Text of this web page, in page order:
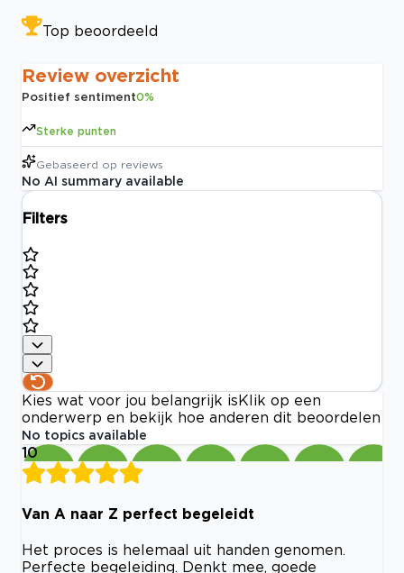
Top beoordeeld
Review overzicht
Positief sentiment0%
Sterke punten
Gebaseerd op reviews
No AI summary available
Filters
Kies wat voor jou belangrijk is Klik op een
onderwerp en bekijk hoe anderen dit beoordelen
No topics available
10
Van A naar Z perfect begeleidt
Het proces is helemaal uit handen genomen.
Perfecte begeleiding. Denkt mee, goede